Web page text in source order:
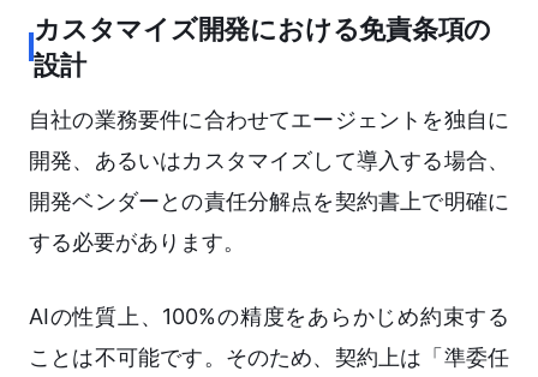
カスタマイズ開発における免責条項の
設計
自社の業務要件に合わせてエージェントを独自に
開発、あるいはカスタマイズして導入する場合、
開発ベンダーとの責任分解点を契約書上で明確に
する必要があります。
AIの性質上、100%の精度をあらかじめ約束する
ことは不可能です。そのため、契約上は「準委任